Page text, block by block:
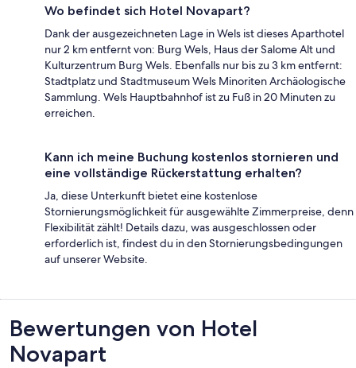
Wo befindet sich Hotel Novapart?
Dank der ausgezeichneten Lage in Wels ist dieses Aparthotel
nur 2 km entfernt von: Burg Wels, Haus der Salome Alt und
Kulturzentrum Burg Wels. Ebenfalls nur bis zu 3 km entfernt:
Stadtplatz und Stadtmuseum Wels Minoriten Archäologische
Sammlung. Wels Hauptbahnhof ist zu Fuß in 20 Minuten zu
erreichen.
Kann ich meine Buchung kostenlos stornieren und
eine vollständige Rückerstattung erhalten?
Ja, diese Unterkunft bietet eine kostenlose
Stornierungsmöglichkeit für ausgewählte Zimmerpreise, denn
Flexibilität zählt! Details dazu, was ausgeschlossen oder
erforderlich ist, findest du in den Stornierungsbedingungen
auf unserer Website.
Bewertungen
Bewertungen von Hotel
Novapart